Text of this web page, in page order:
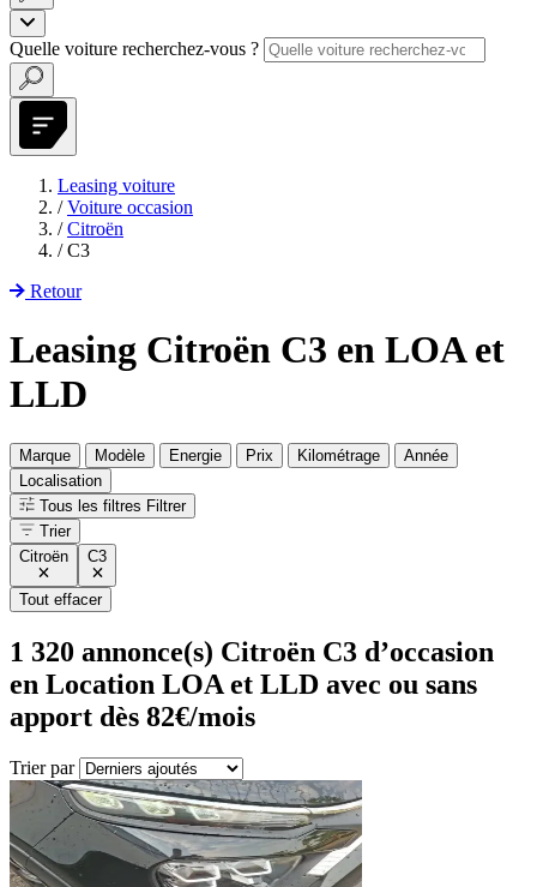
Quelle voiture recherchez-vous ?
Leasing voiture
/ Voiture occasion
/ Citroën
/ C3
Retour
Leasing Citroën C3 en LOA et
LLD
Marque Modèle Energie Prix Kilométrage
Année
Localisation
Tous les filtres Filtrer
Trier
Citroën
C3
Tout effacer
1 320 annonce(s) Citroën C3 d’occasion
en Location LOA et LLD avec ou sans
apport dès 82€/mois
Trier par